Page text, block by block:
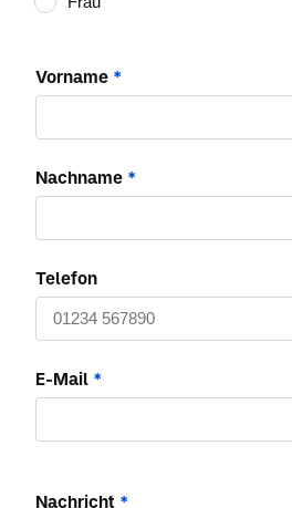
Vorname *
Nachname *
Telefon
E-Mail *
Nachricht *